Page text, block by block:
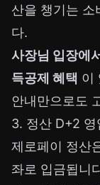
산을 챙기는 소
다.
사장님 입장에
득공제 혜택 이
안내만으로도
3. 정산 D+2 영
제로페이 정산
좌로 입금됩니